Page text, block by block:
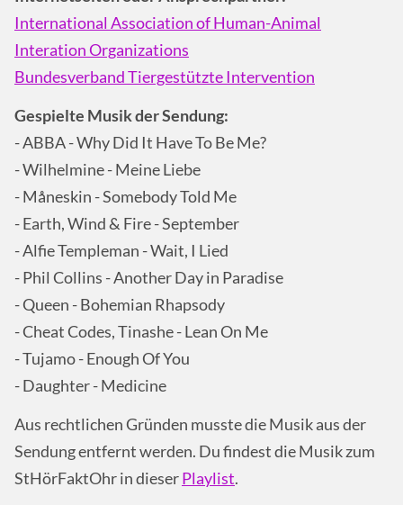
International Association of Human-Animal
Interation Organizations
Bundesverband Tiergestützte Intervention
Gespielte Musik der Sendung:
- ABBA - Why Did It Have To Be Me?
- Wilhelmine - Meine Liebe
- Måneskin - Somebody Told Me
- Earth, Wind & Fire - September
- Alfie Templeman - Wait, I Lied
- Phil Collins - Another Day in Paradise
- Queen - Bohemian Rhapsody
- Cheat Codes, Tinashe - Lean On Me
- Tujamo - Enough Of You
- Daughter - Medicine
Aus rechtlichen Gründen musste die Musik aus der
Sendung entfernt werden. Du findest die Musik zum
StHörFaktOhr in dieserPlaylist.